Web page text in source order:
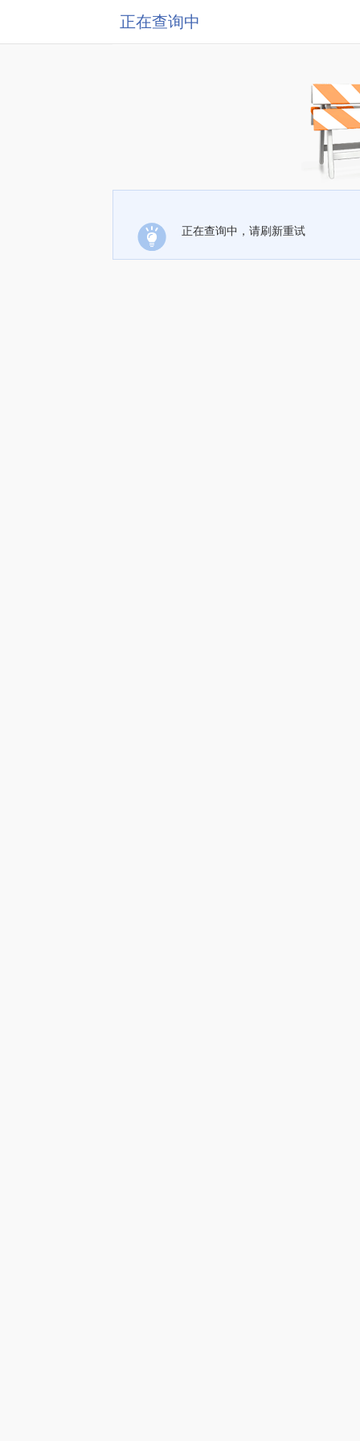
正在查询中
正在查询中，请刷新重试